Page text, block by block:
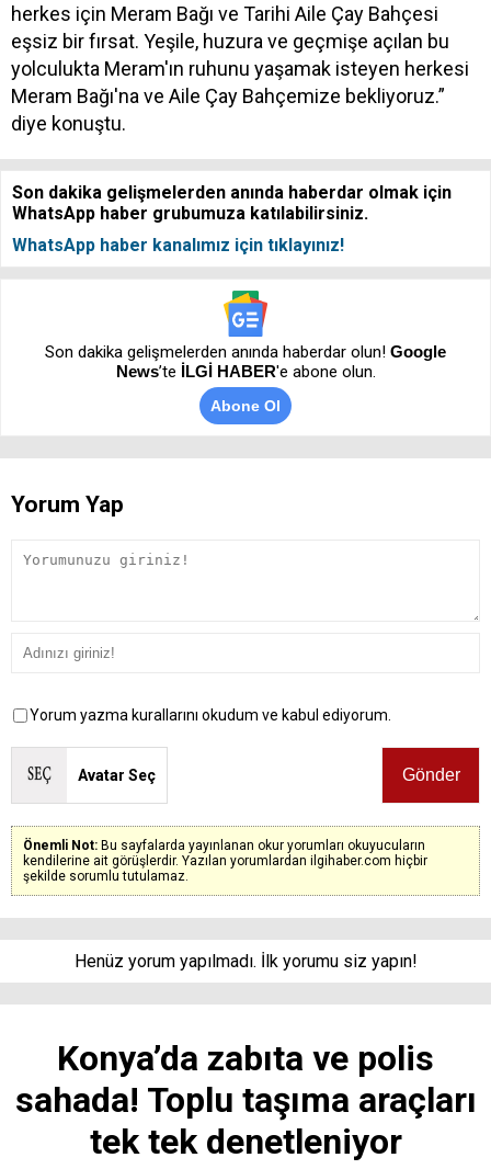
herkes için Meram Bağı ve Tarihi Aile Çay Bahçesi
eşsiz bir fırsat. Yeşile, huzura ve geçmişe açılan bu
yolculukta Meram'ın ruhunu yaşamak isteyen herkesi
Meram Bağı'na ve Aile Çay Bahçemize bekliyoruz.”
diye konuştu.
Son dakika gelişmelerden anında haberdar olmak için
WhatsApp haber grubumuza katılabilirsiniz.
WhatsApp haber kanalımız için tıklayınız!
Son dakika gelişmelerden anında haberdar olun! Google
News’te İLGİ HABER'e abone olun.
Abone Ol
Yorum Yap
Yorum yazma kurallarını okudum ve kabul ediyorum.
Avatar Seç
Önemli Not: Bu sayfalarda yayınlanan okur yorumları okuyucuların
kendilerine ait görüşlerdir. Yazılan yorumlardan ilgihaber.com hiçbir
şekilde sorumlu tutulamaz.
Henüz yorum yapılmadı. İlk yorumu siz yapın!
Konya’da zabıta ve polis
sahada! Toplu taşıma araçları
tek tek denetleniyor